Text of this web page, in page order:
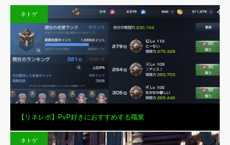
ネトゲ
【リネレボ】PvP好きにおすすめする職業
ネトゲ